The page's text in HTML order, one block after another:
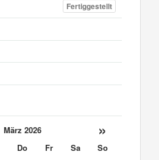
Fertiggestellt
März 2026 »
Do Fr Sa
So